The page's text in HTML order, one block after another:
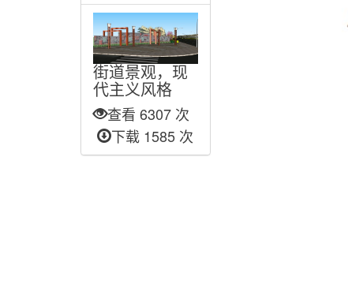
街道景观，现
代主义风格
查看 6307 次
下载 1585 次